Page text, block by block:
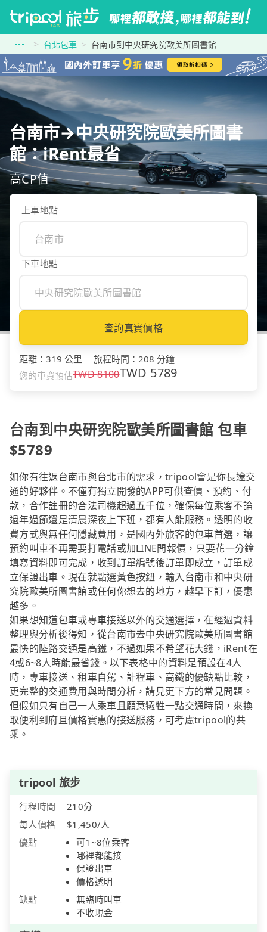
台北包車 台南市到中央研究院歐美所圖書館
台南市→中央研究院歐美所圖書
館：iRent最省
高CP值
上車地點
下車地點
查詢真實價格
距離 ： 319 公里 旅程時間 ： 208 分鐘
您的車資預估TWD8100TWD 5789
台南到中央研究院歐美所圖書館 包車
$5789
如你有往返台南市與台北市的需求，tripool會是你長途交
通的好夥伴。不僅有獨立開發的APP可供查價、預約、付
款，合作註冊的合法司機超過五千位，確保每位乘客不論
過年過節還是清晨深夜上下班，都有人能服務。透明的收
費方式與無任何隱藏費用，是國內外旅客的包車首選，讓
預約叫車不再需要打電話或加LINE問報價，只要花一分鐘
填寫資料即可完成，收到訂單編號後訂單即成立，訂單成
立保證出車。現在就點選黃色按鈕，輸入台南市和中央研
究院歐美所圖書館或任何你想去的地方，越早下訂，優惠
越多。
如果想知道包車或專車接送以外的交通選擇，在經過資料
整理與分析後得知，從台南市去中央研究院歐美所圖書館
最快的陸路交通是高鐵，不過如果不希望花大錢，iRent在
4或6~8人時能最省錢。以下表格中的資料是預設在4人
時，專車接送、租車自駕、計程車、高鐵的優缺點比較，
更完整的交通費用與時間分析，請見更下方的常見問題。
但假如只有自己一人乘車且願意犧牲一點交通時間，來換
取便利到府且價格實惠的接送服務，可考慮tripool的共
乘。
tripool 旅步
行程時間
210分
每人價格
$1,450/人
優點
可1~8位乘客
哪裡都能接
保證出車
價格透明
缺點
無臨時叫車
不收現金